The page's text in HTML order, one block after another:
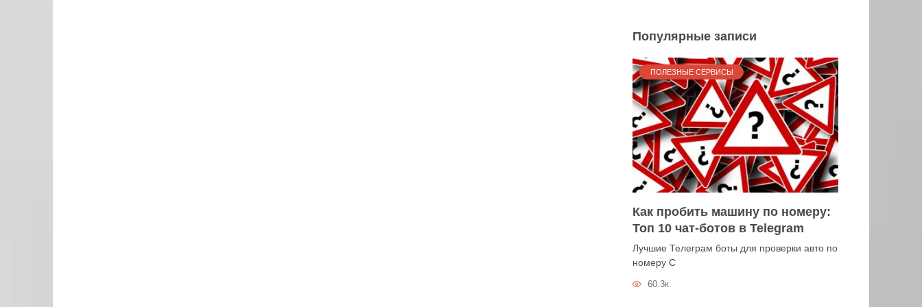
Популярные записи
ПОЛЕЗНЫЕ СЕРВИСЫ
Как пробить машину по номеру:
Топ 10 чат-ботов в Telegram
Лучшие Телеграм боты для проверки авто по
номеру С
60.3к.